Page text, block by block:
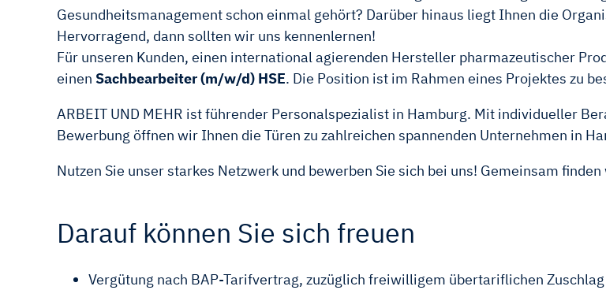
Gesundheitsmanagement schon einmal gehört? Darüber hinaus liegt Ihnen die
Hervorragend, dann sollten wir uns kennenlernen!
Für unseren Kunden, einen international agierenden Hersteller pharmazeutischer
einen Sachbearbeiter (m/w/d) HSE. Die Position ist im Rahmen eines Projektes zu
ARBEIT UND MEHR ist führender Personalspezialist in Hamburg. Mit individueller
Bewerbung öffnen wir Ihnen die Türen zu zahlreichen spannenden Unternehmen in
Nutzen Sie unser starkes Netzwerk und bewerben Sie sich bei uns! Gemeinsam
Darauf können Sie sich freuen
Vergütung nach BAP-Tarifvertrag, zuzüglich freiwilligem übertariflichen Zuschlag